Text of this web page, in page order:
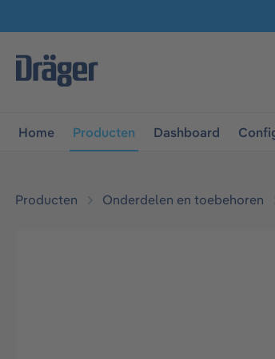
Ga naar
Home Producten Dashboard
Producten Onderdelen en toebehoren